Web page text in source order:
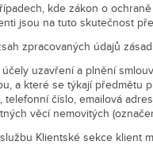
kde zákon o
jsou na tuto skutečnost
zpracovaných údajů
účely uzavření a plnění
a které se týkají předmětu
telefonní číslo, emailová
věcí nemovitých
službu Klientské sekce klient